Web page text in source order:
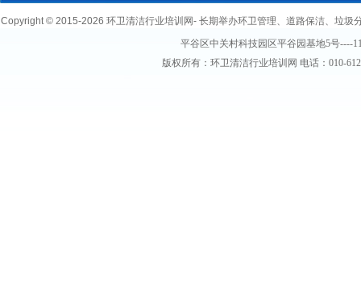
Copyright © 2015-2026 环卫清洁行业培训网- 长期举办环卫管理、道路保洁、垃
平谷区中关村科技园区平谷园基地5号----
版权所有：环卫清洁行业培训网 电话：010-